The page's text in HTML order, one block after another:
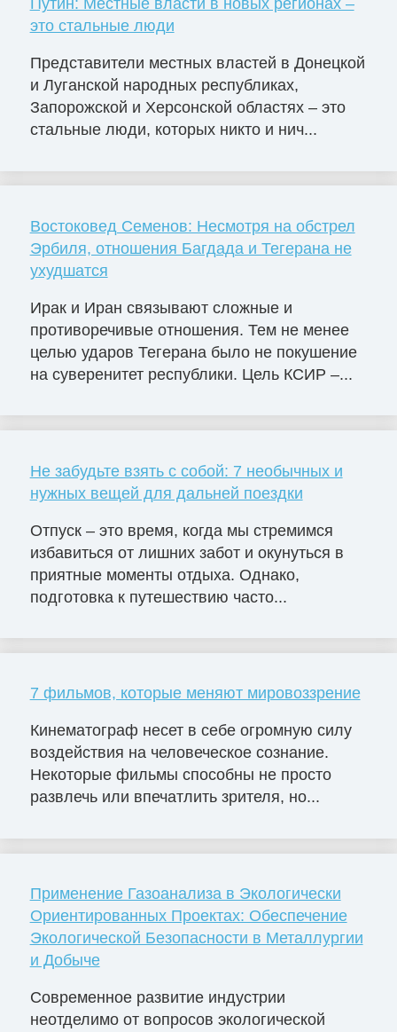
Путин: Местные власти в новых регионах –
это стальные люди
Представители местных властей в Донецкой
и Луганской народных республиках,
Запорожской и Херсонской областях – это
стальные люди, которых никто и нич...
Востоковед Семенов: Несмотря на обстрел
Эрбиля, отношения Багдада и Тегерана не
ухудшатся
Ирак и Иран связывают сложные и
противоречивые отношения. Тем не менее
целью ударов Тегерана было не покушение
на суверенитет республики. Цель КСИР –...
Не забудьте взять с собой: 7 необычных и
нужных вещей для дальней поездки
Отпуск – это время, когда мы стремимся
избавиться от лишних забот и окунуться в
приятные моменты отдыха. Однако,
подготовка к путешествию часто...
7 фильмов, которые меняют мировоззрение
Кинематограф несет в себе огромную силу
воздействия на человеческое сознание.
Некоторые фильмы способны не просто
развлечь или впечатлить зрителя, но...
Применение Газоанализа в Экологически
Ориентированных Проектах: Обеспечение
Экологической Безопасности в Металлургии
и Добыче
Современное развитие индустрии
неотделимо от вопросов экологической